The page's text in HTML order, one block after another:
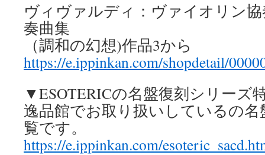
ヴィヴァルディ：ヴァイオリン
奏曲集
（調和の幻想)作品3から
https://e.ippinkan.com/shopdetail/
▼ESOTERICの名盤復刻シリーズ
逸品館でお取り扱いしているの
覧です。
https://e.ippinkan.com/